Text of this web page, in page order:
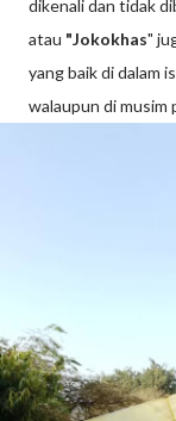
dikenali dan tidak
atau "Jokokhas"
yang baik di dalam
walaupun di musim